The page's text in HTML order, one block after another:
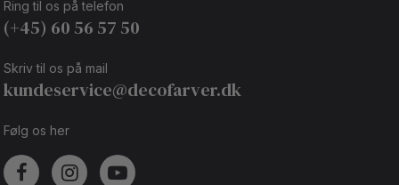
Ring til os på telefon
(+45) 60 56 57 50
Skriv til os på mail
kundeservice@decofarver.dk
Følg os her